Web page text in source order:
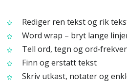
Rediger ren tekst og rik
Word wrap – bryt lange
Tell ord, tegn og
Finn og erstatt tekst
Skriv utkast, notater og